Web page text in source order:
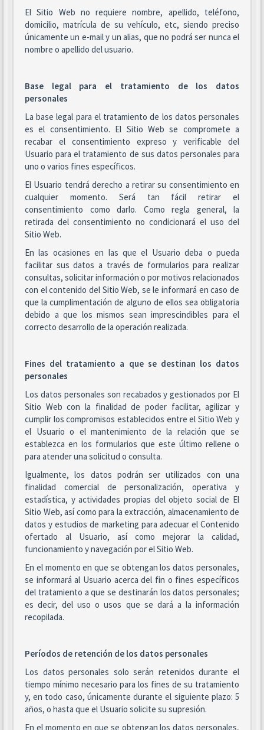
El Sitio Web no requiere nombre, apellido, teléfono,
domicilio, matrícula de su vehículo, etc, siendo preciso
únicamente un e-mail y un alias, que no podrá ser nunca el
nombre o apellido del usuario.
Base legal para el tratamiento de los datos
personales
La base legal para el tratamiento de los datos personales
es el consentimiento. El Sitio Web se compromete a
recabar el consentimiento expreso y verificable del
Usuario para el tratamiento de sus datos personales para
uno o varios fines específicos.
El Usuario tendrá derecho a retirar su consentimiento en
cualquier momento. Será tan fácil retirar el
consentimiento como darlo. Como regla general, la
retirada del consentimiento no condicionará el uso del
Sitio Web.
En las ocasiones en las que el Usuario deba o pueda
facilitar sus datos a través de formularios para realizar
consultas, solicitar información o por motivos relacionados
con el contenido del Sitio Web, se le informará en caso de
que la cumplimentación de alguno de ellos sea obligatoria
debido a que los mismos sean imprescindibles para el
correcto desarrollo de la operación realizada.
Fines del tratamiento a que se destinan los datos
personales
Los datos personales son recabados y gestionados por El
Sitio Web con la finalidad de poder facilitar, agilizar y
cumplir los compromisos establecidos entre el Sitio Web y
el Usuario o el mantenimiento de la relación que se
establezca en los formularios que este último rellene o
para atender una solicitud o consulta.
Igualmente, los datos podrán ser utilizados con una
finalidad comercial de personalización, operativa y
estadística, y actividades propias del objeto social de El
Sitio Web, así como para la extracción, almacenamiento de
datos y estudios de marketing para adecuar el Contenido
ofertado al Usuario, así como mejorar la calidad,
funcionamiento y navegación por el Sitio Web.
En el momento en que se obtengan los datos personales,
se informará al Usuario acerca del fin o fines específicos
del tratamiento a que se destinarán los datos personales;
es decir, del uso o usos que se dará a la información
recopilada.
Períodos de retención de los datos personales
Los datos personales solo serán retenidos durante el
tiempo mínimo necesario para los fines de su tratamiento
y, en todo caso, únicamente durante el siguiente plazo: 5
años, o hasta que el Usuario solicite su supresión.
En el momento en que se obtengan los datos personales,